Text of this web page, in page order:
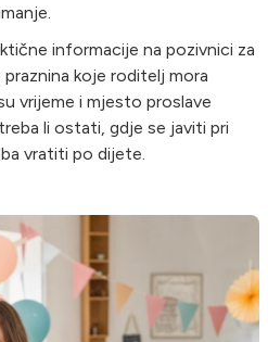
informacije na pozivnici za
koje roditelj mora
vrijeme i mjesto proslave
li ostati, gdje se javiti pri
vratiti po dijete.